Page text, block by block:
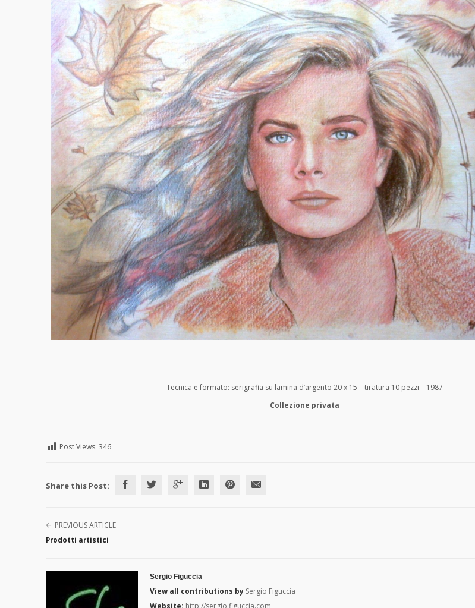
Tecnica e formato: serigrafia su lamina d’argento 20 x 15 – tiratura 10 pezzi – 1987
Collezione privata
Post Views: 346
Share this Post:
PREVIOUS ARTICLE
Prodotti artistici
Sergio Figuccia
View all contributions by Sergio Figuccia
Website: http://sergio.figuccia.com